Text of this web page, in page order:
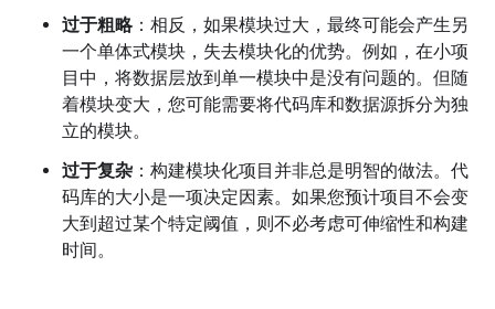
过于粗略：相反，如果模块过大，最终可能会产生另
一个单体式模块，失去模块化的优势。例如，在小项
目中，将数据层放到单一模块中是没有问题的。但随
着模块变大，您可能需要将代码库和数据源拆分为独
立的模块。
过于复杂 ：构建模块化项目并非总是明智的做法。代
码库的大小是一项决定因素。如果您预计项目不会变
大到超过某个特定阈值，则不必考虑可伸缩性和构建
时间。